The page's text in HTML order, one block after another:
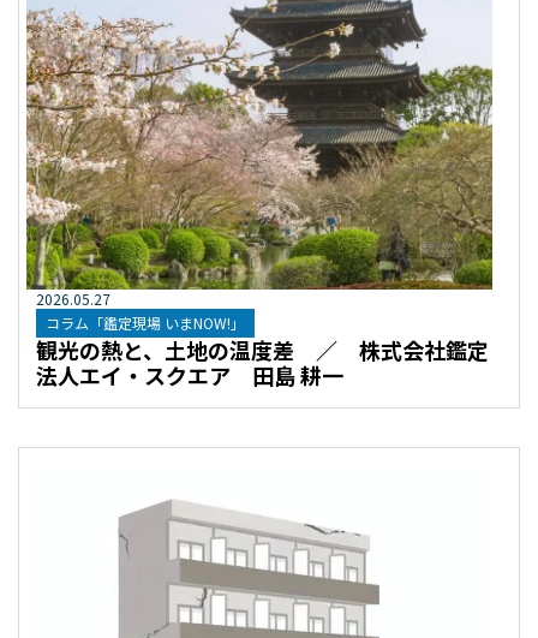
2026.05.27
コラム「鑑定現場 いまNOW!」
観光の熱と、土地の温度差 ／ 株式会社鑑定
法人エイ・スクエア 田島 耕一